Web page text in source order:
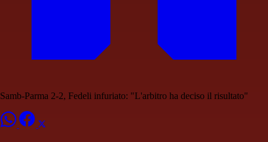
Samb-Parma 2-2, Fedeli infuriato: "L'arbitro ha deciso il risultato"